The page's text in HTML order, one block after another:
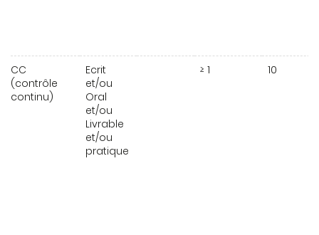
CC
(contrôle
continu)
Ecrit
et/ou
Oral
et/ou
Livrable
et/ou
pratique
≥ 1 10